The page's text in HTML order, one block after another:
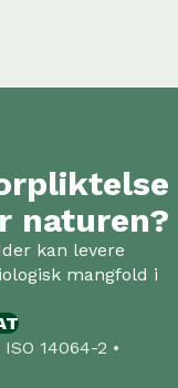
naturen?
kan levere
mangfold i
14064-2 •